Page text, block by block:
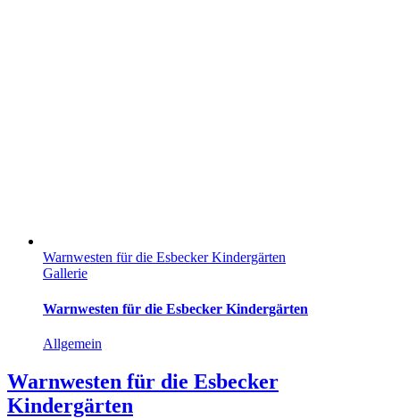
Warnwesten für die Esbecker Kindergärten
Gallerie
Warnwesten für die Esbecker Kindergärten
Allgemein
Warnwesten für die Esbecker
Kindergärten